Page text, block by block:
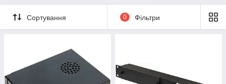
Сортування 0 Фільтри